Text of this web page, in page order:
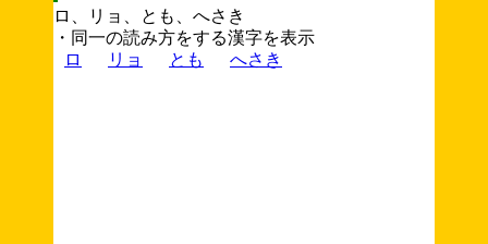
ロ、リョ、とも、へさき
・同一の読み方をする漢字を表示
ロ
リョ とも へさき